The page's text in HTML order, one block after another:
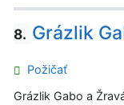
8. Grázlik
Požičať
Grázlik Gabo a